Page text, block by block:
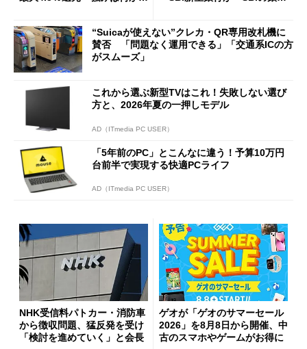
開催
“Suicaが使えない”クレカ・QR専用改札機に
賛否 「問題なく運用できる」「交通系ICの方
がスムーズ」
これから選ぶ新型TVはこれ！失敗しない選び
方と、2026年夏の一押しモデル
AD（ITmedia PC USER）
「5年前のPC」とこんなに違う！予算10万円
台前半で実現する快適PCライフ
AD（ITmedia PC USER）
NHK受信料パトカー・消防車
から徴収問題、猛反発を受け
「検討を進めていく」と会長
ゲオが「ゲオのサマーセール
2026」を8月8日から開催、中
古のスマホやゲームがお得に